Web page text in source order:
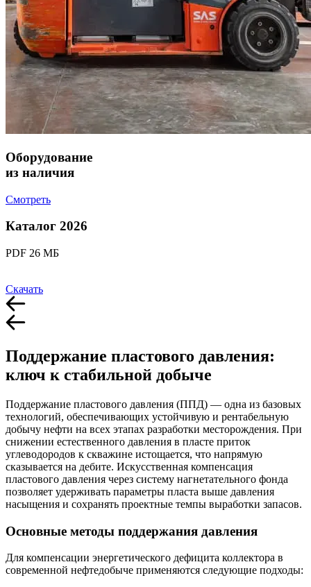
Оборудование
из наличия
Смотреть
Каталог 2026
PDF 26 МБ
Скачать
Поддержание пластового давления:
ключ к стабильной добыче
Поддержание пластового давления (ППД) — одна из базовых
технологий, обеспечивающих устойчивую и рентабельную
добычу нефти на всех этапах разработки месторождения. При
снижении естественного давления в пласте приток
углеводородов к скважине истощается, что напрямую
сказывается на дебите. Искусственная компенсация
пластового давления через систему нагнетательного фонда
позволяет удерживать параметры пласта выше давления
насыщения и сохранять проектные темпы выработки запасов.
Основные методы поддержания давления
Для компенсации энергетического дефицита коллектора в
современной нефтедобыче применяются следующие подходы: